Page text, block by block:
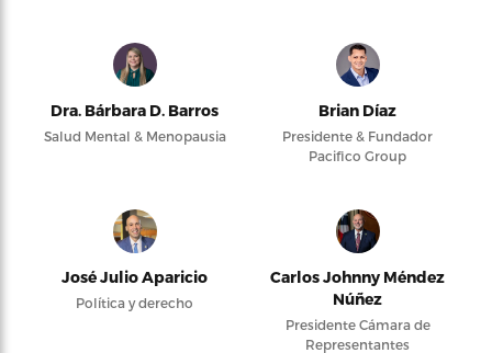
Dra. Bárbara D. Barros
Salud Mental & Menopausia
Brian Díaz
Presidente & Fundador
Pacifico Group
José Julio Aparicio
Política y derecho
Carlos Johnny Méndez
Núñez
Presidente Cámara de
Representantes